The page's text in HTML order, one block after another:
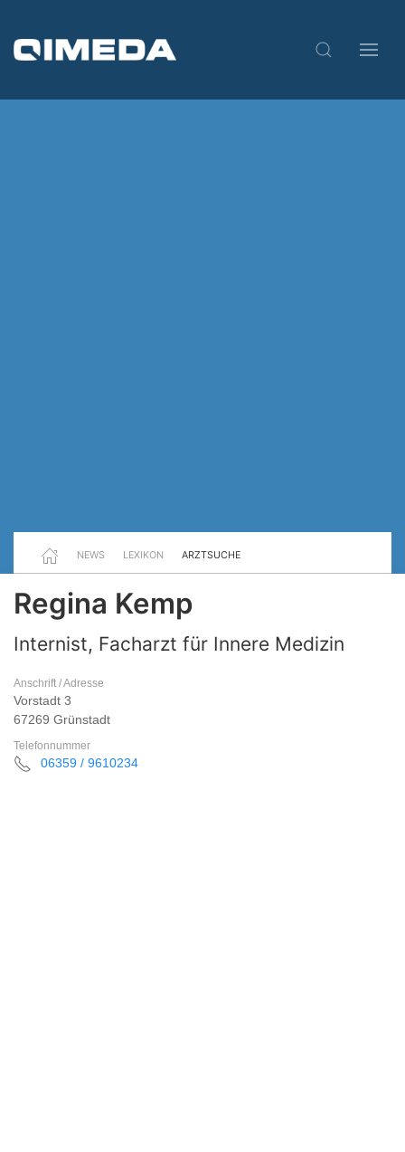
NEWS LEXIKON ARZTSUCHE
Regina Kemp
Internist, Facharzt für Innere Medizin
Anschrift / Adresse
Vorstadt 3
67269 Grünstadt
Telefonnummer
06359 / 9610234